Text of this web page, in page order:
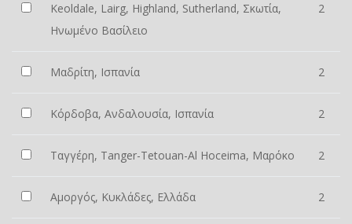
Keoldale, Lairg, Highland, Sutherland, Σκωτία,
Ηνωμένο Βασίλειο
2
Μαδρίτη, Ισπανία 2
Κόρδοβα, Ανδαλουσία, Ισπανία 2
Ταγγέρη, Tanger-Tetouan-Al Hoceima, Μαρόκο 2
Αμοργός, Κυκλάδες, Ελλάδα 2